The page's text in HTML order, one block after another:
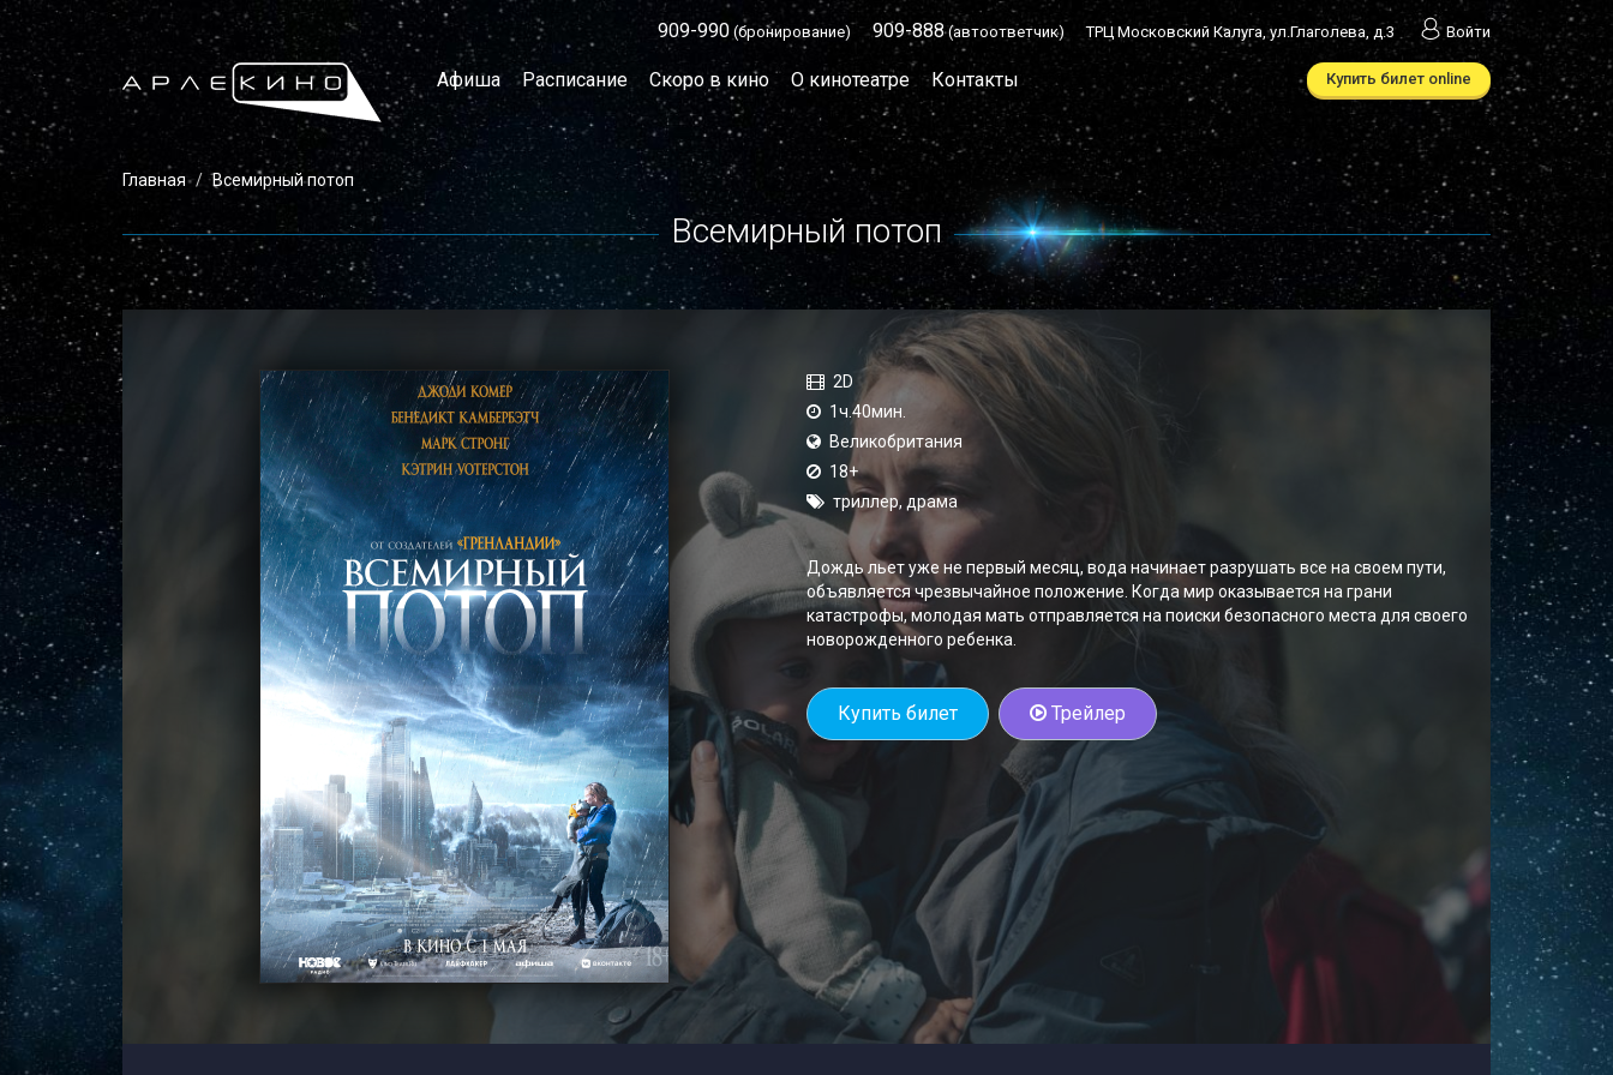
909-990 (бронирование) 909-888(автоответчик) ТРЦ Московский Калуга, ул.Глаголева, д.3 Войти
Афиша Расписание Скоро в кино О кинотеатре Контакты Купить билет online
Главная Всемирный потоп
Всемирный потоп
2D
1ч.40мин.
Великобритания
18+
триллер, драма
Дождь льет уже не первый месяц, вода начинает разрушать все на своем пути,
объявляется чрезвычайное положение. Когда мир оказывается на грани
катастрофы, молодая мать отправляется на поиски безопасного места для своего
новорожденного ребенка.
Купить билет Трейлер